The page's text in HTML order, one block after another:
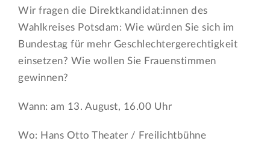
Wir fragen die Direktkandidat:innen des
Wahlkreises Potsdam: Wie würden Sie sich im
Bundestag für mehr Geschlechtergerechtigkeit
einsetzen? Wie wollen Sie Frauenstimmen
gewinnen?
Wann: am 13. August, 16.00 Uhr
Wo: Hans Otto Theater / Freilichtbühne